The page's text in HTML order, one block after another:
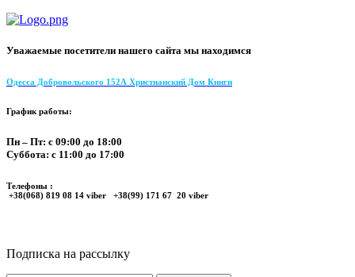
Уважаемые посетители нашего сайта мы находимся
Одесса Добровольского 152А Христианский Дом Книги
График работы:
Пн – Пт: с 09:00 до 18:00
Суббота: с 11:00 до 17:00
Телефоны :
+38(068) 819 08 14 viber +38(99) 171 67 20 viber
Подписка на рассылку